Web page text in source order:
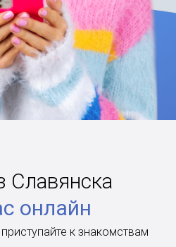
Славянска
онлайн
к знакомствам